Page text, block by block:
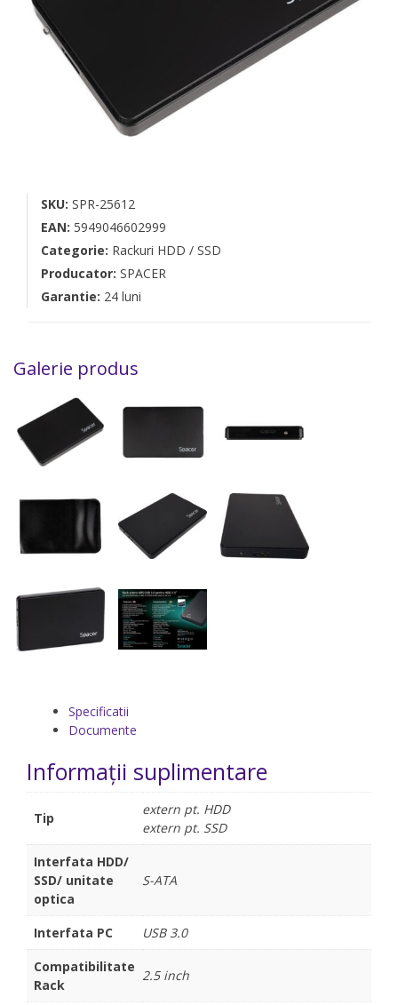
SKU: SPR-25612
EAN: 5949046602999
Categorie: Rackuri HDD / SSD
Producator: SPACER
Garantie: 24 luni
Galerie produs
Specificatii
Documente
Informații suplimentare
Tip
extern pt. HDD
extern pt. SSD
Interfata HDD/
SSD/ unitate
optica
S-ATA
Interfata PC
USB 3.0
Compatibilitate
Rack
2.5 inch